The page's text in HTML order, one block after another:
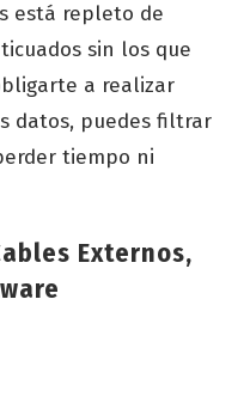
está repleto de
sin los que
a realizar
datos, puedes filtrar
tiempo ni
Externos,